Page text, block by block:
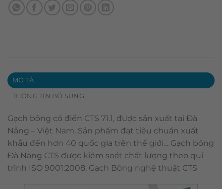
MÔ TẢ
THÔNG TIN BỔ SUNG
Gạch bông cổ điển CTS 71.1, được sản xuất tại Đà
Nẵng – Việt Nam. Sản phẩm đạt tiêu chuẩn xuất
khẩu đến hơn 40 quốc gia trên thế giới… Gạch bông
Đà Nẵng CTS được kiểm soát chất lượng theo qui
trình ISO 9001:2008. Gạch Bông nghệ thuật CTS